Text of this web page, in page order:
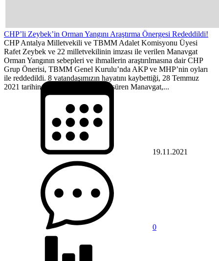
CHP’li Zeybek’in Orman Yangını Araştırma Önergesi Rededdildi!
CHP Antalya Milletvekili ve TBMM Adalet Komisyonu Üyesi
Rafet Zeybek ve 22 milletvekilinin imzası ile verilen Manavgat
Orman Yangının sebepleri ve ihmallerin araştırılmasına dair CHP
Grup Önerisi, TBMM Genel Kurulu’nda AKP ve MHP’nin oyları
ile reddedildi. 8 vatandaşımızın hayatını kaybettiği, 28 Temmuz
2021 tarihinde başlayan ve on gün süren Manavgat,...
19.11.2021
0